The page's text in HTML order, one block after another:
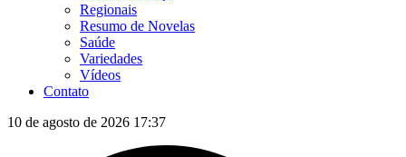
Regionais
Resumo de Novelas
Saúde
Variedades
Vídeos
Contato
10 de agosto de 2026 17:37